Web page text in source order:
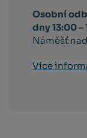
Osobní
dny 13:00 –
Náměšť
Více